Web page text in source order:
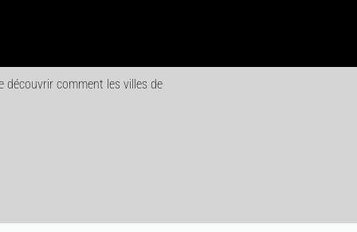
découvrir comment les villes de